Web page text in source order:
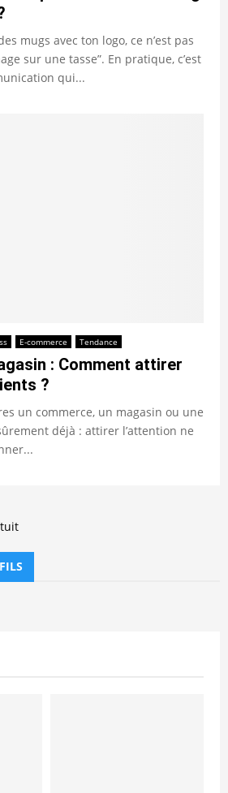
mugs avec ton logo, ce n’est pas
sur une tasse”. En pratique, c’est
qui...
E-commerce Tendance
: Comment attirer
?
un commerce, un magasin ou une
déjà : attirer l’attention ne